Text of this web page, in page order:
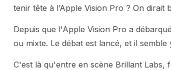
tenir tête à l’Apple Vision Pro ? On dirait
Depuis que l'Apple Vision Pro a
ou mixte. Le débat est lancé, et il
C'est là qu'entre en scène Brillant Labs,